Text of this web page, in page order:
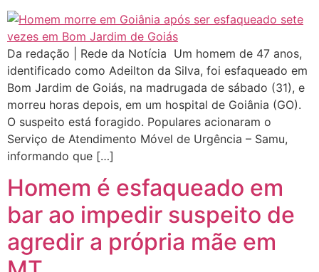
Da redação | Rede da Notícia Um homem de 47 anos,
identificado como Adeilton da Silva, foi esfaqueado em
Bom Jardim de Goiás, na madrugada de sábado (31), e
morreu horas depois, em um hospital de Goiânia (GO).
O suspeito está foragido. Populares acionaram o
Serviço de Atendimento Móvel de Urgência – Samu,
informando que […]
Homem é esfaqueado em
bar ao impedir suspeito de
agredir a própria mãe em